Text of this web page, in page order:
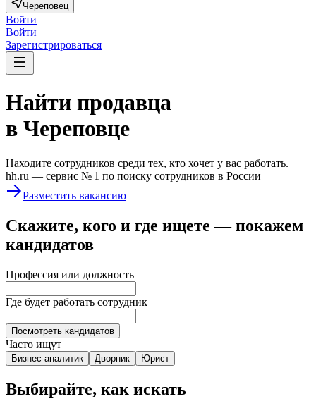
Череповец
Войти
Войти
Зарегистрироваться
Найти продавца
в Череповце
Находите сотрудников среди тех, кто хочет у вас работать.
hh.ru — сервис № 1 по поиску сотрудников в России
Разместить вакансию
Скажите, кого и где ищете — покажем
кандидатов
Профессия или должность
Где будет работать сотрудник
Посмотреть кандидатов
Часто ищут
Бизнес-аналитик Дворник Юрист
Выбирайте, как искать